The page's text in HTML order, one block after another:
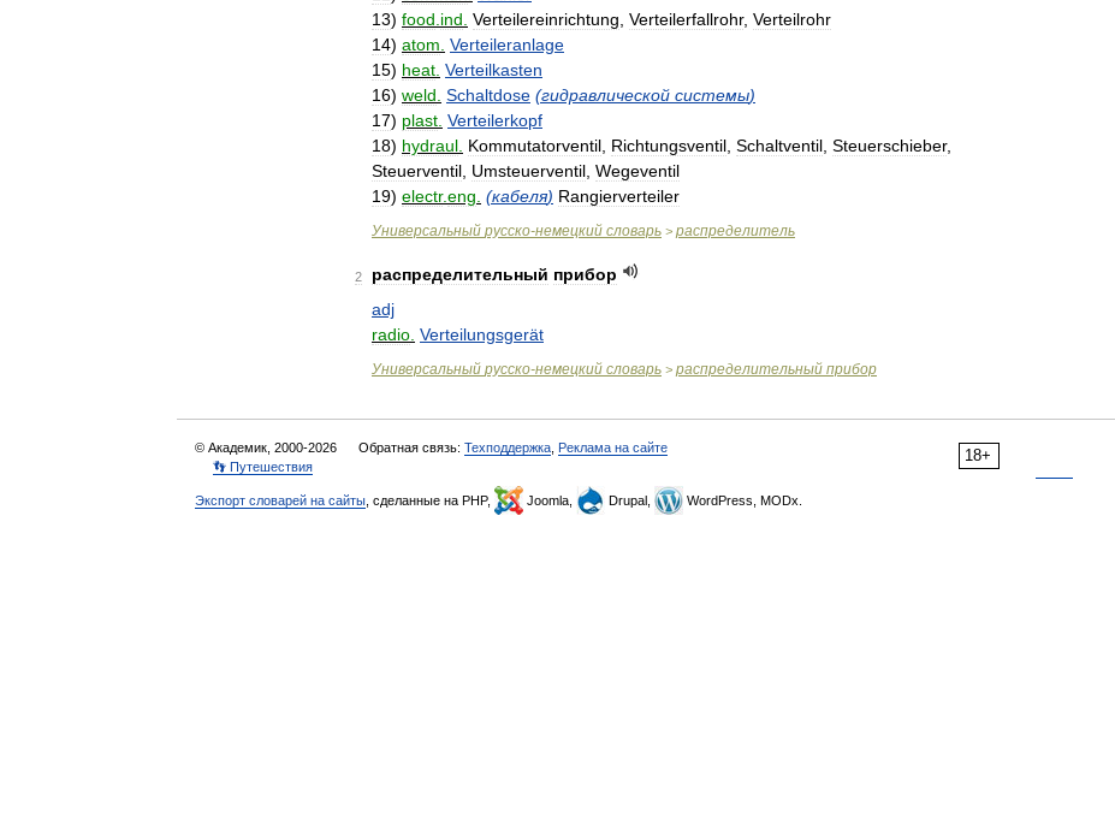
13) food ind Verteilereinrichtung Verteilerfallrohr, Verteilrohr
14) atom Verteileranlage
15) heat Verteilkasten
16) weld Schaltdose (гидравлической системы)
17) plast Verteilerkopf
18) hydraul Kommutatorventil Richtungsventil Schaltventil Steuerschieber,
Steuerventil Umsteuerventil Wegeventil
19) electr.eng (кабеля) Rangierverteiler
Универсальный русско-немецкий словарь > распределитель
2 распределительный прибор
adj
radio Verteilungsgerät
Универсальный русско-немецкий словарь > распределительный прибор
18+
© Академик, 2000-2026 Обратная связь: Техподдержка Реклама на сайте
👣 Путешествия
Экспорт словарей на сайты , сделанные на PHP, Joomla, Drupal, WordPress, MODx.